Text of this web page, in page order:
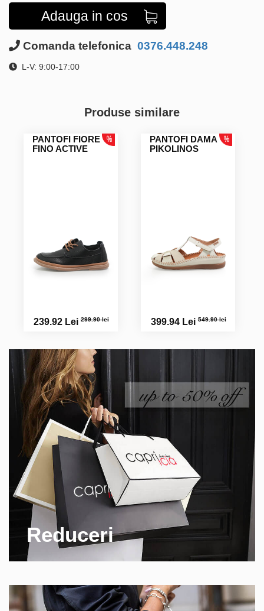
Adauga in cos
Comanda telefonica 0376.448.248
L-V: 9:00-17:00
Produse similare
PANTOFI FIORE
FINO ACTIVE
239.92 Lei299.90 lei
PANTOFI DAMA
PIKOLINOS
399.94 Lei549.90 lei
Reduceri